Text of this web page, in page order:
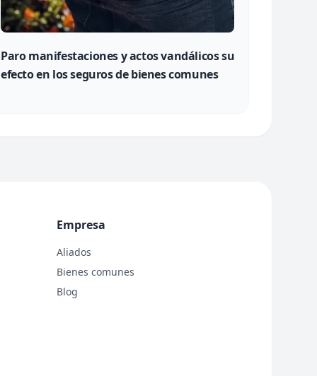
Paro manifestaciones y actos vandálicos su
efecto en los seguros de bienes comunes
Empresa
Aliados
Bienes comunes
Blog